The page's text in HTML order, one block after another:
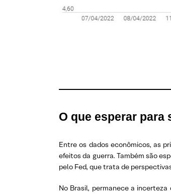
O que esperar para
Entre os dados econômicos, as
efeitos da guerra. Também são
pelo Fed, que trata de
No Brasil, permanece a